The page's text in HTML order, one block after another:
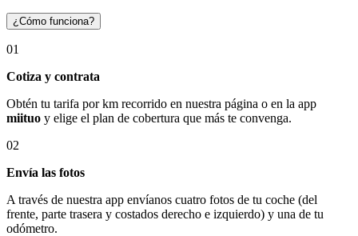
¿Cómo funciona?
01
Cotiza y contrata
Obtén tu tarifa por km recorrido en nuestra página o en la app
miituo y elige el plan de cobertura que más te convenga.
02
Envía las fotos
A través de nuestra app envíanos cuatro fotos de tu coche (del
frente, parte trasera y costados derecho e izquierdo) y una de tu
odómetro.